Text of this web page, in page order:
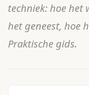
techniek: hoe het
het geneest, hoe
Praktische gids.